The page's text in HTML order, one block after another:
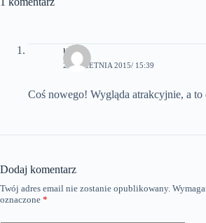
ula l
20 KWIETNIA 2015/ 15:39
Coś nowego! Wygląda atrakcyjnie, a to
Dodaj komentarz
Twój adres email nie zostanie opublikowany.
oznaczone *